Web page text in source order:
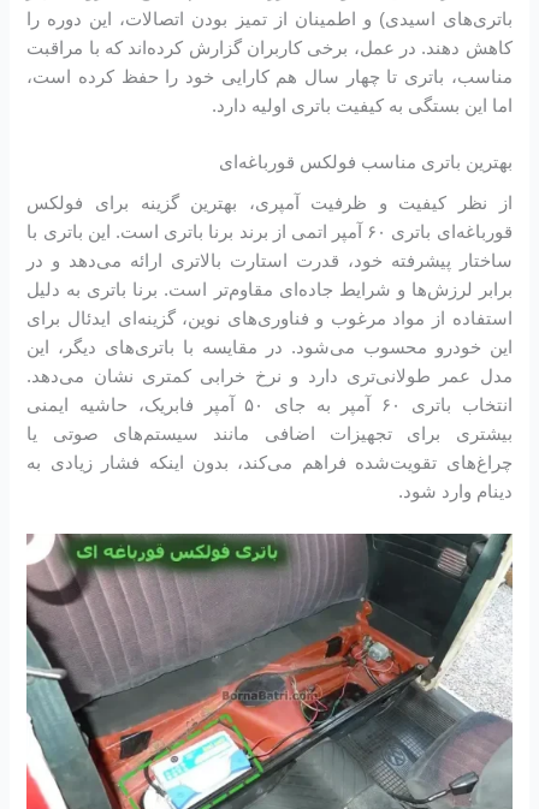
باتری‌های اسیدی) و اطمینان از تمیز بودن اتصالات، این دوره را
کاهش دهند. در عمل، برخی کاربران گزارش کرده‌اند که با مراقبت
مناسب، باتری تا چهار سال هم کارایی خود را حفظ کرده است،
اما این بستگی به کیفیت باتری اولیه دارد.
بهترین باتری مناسب فولکس قورباغه‌ای
از نظر کیفیت و ظرفیت آمپری، بهترین گزینه برای فولکس
قورباغه‌ای باتری ۶۰ آمپر اتمی از برند برنا باتری است. این باتری با
ساختار پیشرفته خود، قدرت استارت بالاتری ارائه می‌دهد و در
برابر لرزش‌ها و شرایط جاده‌ای مقاوم‌تر است. برنا باتری به دلیل
استفاده از مواد مرغوب و فناوری‌های نوین، گزینه‌ای ایدئال برای
این خودرو محسوب می‌شود. در مقایسه با باتری‌های دیگر، این
مدل عمر طولانی‌تری دارد و نرخ خرابی کمتری نشان می‌دهد.
انتخاب باتری ۶۰ آمپر به جای ۵۰ آمپر فابریک، حاشیه ایمنی
بیشتری برای تجهیزات اضافی مانند سیستم‌های صوتی یا
چراغ‌های تقویت‌شده فراهم می‌کند، بدون اینکه فشار زیادی به
دینام وارد شود.